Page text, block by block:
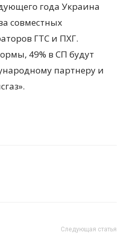
года Украина
совместных
ГТС и ПХГ.
49% в СП будут
партнеру и
Следующая статья